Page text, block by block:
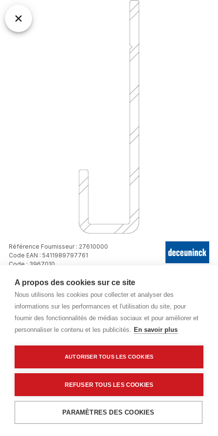
A propos des cookies sur ce site
Nous utilisons les cookies pour collecter et analyser des
informations sur les performances et l'utilisation du site, pour
fournir des fonctionnalités de médias sociaux et pour améliorer et
personnaliser le contenu et les publicités. En savoir plus
AUTORISER TOUS LES COOKIES
REFUSER TOUS LES COOKIES
PARAMÈTRES DES COOKIES
Référence Fournisseur : 27610000
Code EAN : 5411989797761
Code : 3967010
Profil de départ Aluminium 3ml (2761)
Prix public
Plus 0,01 € d'éco-part. DEEE
6,05 €
Livraisons & enlèvement
Livraison standard Sur commande
Ajouter au panier